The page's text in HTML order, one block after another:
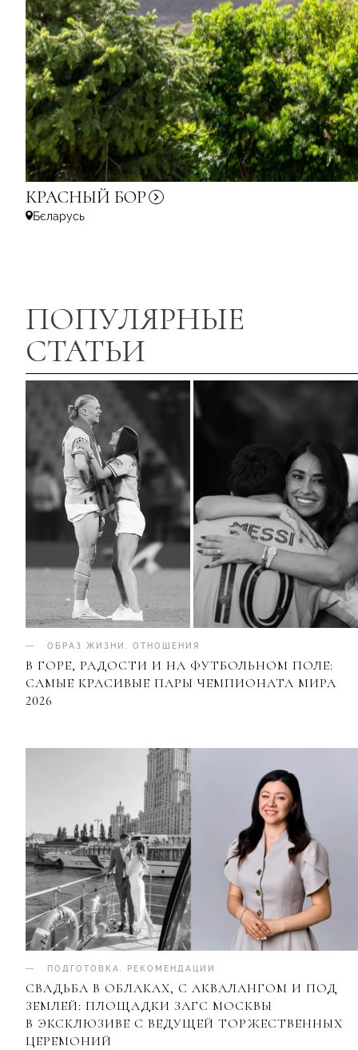
КРАСНЫЙ БОР
Бєларусь
ПОПУЛЯРНЫЕ
СТАТЬИ
ОБРАЗ ЖИЗНИ ОТНОШЕНИЯ
В ГОРЕ, РАДОСТИ И НА ФУТБОЛЬНОМ ПОЛЕ:
САМЫЕ КРАСИВЫЕ ПАРЫ ЧЕМПИОНАТА МИРА
2026
ПОДГОТОВКА РЕКОМЕНДАЦИИ
СВАДЬБА В ОБЛАКАХ, С АКВАЛАНГОМ И ПОД
ЗЕМЛЕЙ: ПЛОЩАДКИ ЗАГС МОСКВЫ
В ЭКСКЛЮЗИВЕ С ВЕДУЩЕЙ ТОРЖЕСТВЕННЫХ
ЦЕРЕМОНИЙ